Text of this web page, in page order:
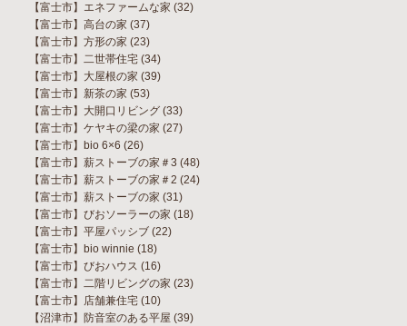
【富士市】エネファームな家 (32)
【富士市】高台の家 (37)
【富士市】方形の家 (23)
【富士市】二世帯住宅 (34)
【富士市】大屋根の家 (39)
【富士市】新茶の家 (53)
【富士市】大開口リビング (33)
【富士市】ケヤキの梁の家 (27)
【富士市】bio 6×6 (26)
【富士市】薪ストーブの家＃3 (48)
【富士市】薪ストーブの家＃2 (24)
【富士市】薪ストーブの家 (31)
【富士市】びおソーラーの家 (18)
【富士市】平屋パッシブ (22)
【富士市】bio winnie (18)
【富士市】びおハウス (16)
【富士市】二階リビングの家 (23)
【富士市】店舗兼住宅 (10)
【沼津市】防音室のある平屋 (39)